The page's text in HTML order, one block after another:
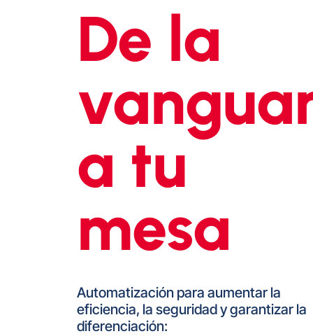
De la
a tu
mesa
Automatización para aumentar la
eficiencia, la seguridad y garantizar la
diferenciación: